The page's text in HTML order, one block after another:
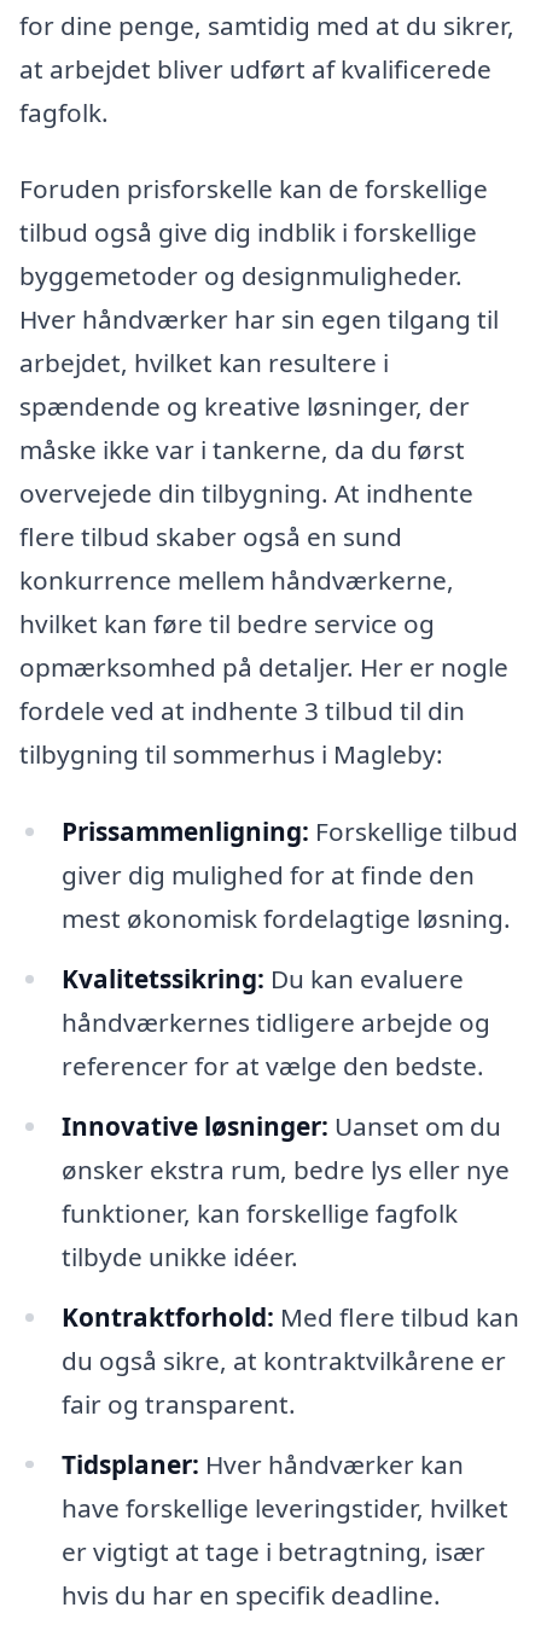
for dine penge, samtidig med at du sikrer,
at arbejdet bliver udført af kvalificerede
fagfolk.
Foruden prisforskelle kan de forskellige
tilbud også give dig indblik i forskellige
byggemetoder og designmuligheder.
Hver håndværker har sin egen tilgang til
arbejdet, hvilket kan resultere i
spændende og kreative løsninger, der
måske ikke var i tankerne, da du først
overvejede din tilbygning. At indhente
flere tilbud skaber også en sund
konkurrence mellem håndværkerne,
hvilket kan føre til bedre service og
opmærksomhed på detaljer. Her er nogle
fordele ved at indhente 3 tilbud til din
tilbygning til sommerhus i Magleby:
Prissammenligning: Forskellige tilbud
giver dig mulighed for at finde den
mest økonomisk fordelagtige løsning.
Kvalitetssikring: Du kan evaluere
håndværkernes tidligere arbejde og
referencer for at vælge den bedste.
Innovative løsninger: Uanset om du
ønsker ekstra rum, bedre lys eller nye
funktioner, kan forskellige fagfolk
tilbyde unikke idéer.
Kontraktforhold: Med flere tilbud kan
du også sikre, at kontraktvilkårene er
fair og transparent.
Tidsplaner: Hver håndværker kan
have forskellige leveringstider, hvilket
er vigtigt at tage i betragtning, især
hvis du har en specifik deadline.